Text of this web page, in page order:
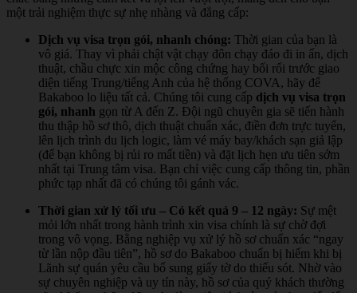
một trải nghiệm thực sự nhẹ nhàng và đẳng cấp:
Dịch vụ visa trọn gói, nhanh chóng: Thời gian của bạn là
vô giá. Thay vì phải chật vật chạy đôn chạy đáo đi in ấn, dịch
thuật, chầu chực xin mộc công chứng hay bối rối trước giao
diện tiếng Trung/tiếng Anh của hệ thống COVA, hãy để
Bakaboo lo liệu tất cả. Chúng tôi cung cấp dịch vụ visa trọn
gói, nhanh gọn từ A đến Z. Đội ngũ chuyên gia sẽ tiến hành
thu thập hồ sơ thô, dịch thuật chuẩn xác, điền đơn trực tuyến,
lên lịch trình du lịch logic, làm vé máy bay/khách sạn giả lập
(để bạn không bị rủi ro mất tiền) và đặt lịch hẹn ưu tiên sớm
nhất tại Trung tâm visa. Bạn chỉ việc cung cấp thông tin, phần
phức tạp nhất đã có chúng tôi gánh vác.
Thời gian xử lý tối ưu – Có kết quả 9 – 12 ngày: Sự mệt
mỏi lớn nhất trong hành trình xin visa chính là sự chờ đợi
trong vô vọng. Bằng nghiệp vụ xử lý hồ sơ chuẩn xác “ngay
từ lần nộp đầu tiên”, hồ sơ do Bakaboo chuẩn bị hiếm khi bị
Lãnh sự quán yêu cầu bổ sung giấy tờ do thiếu sót. Nhờ vào
sự chuyên nghiệp và uy tín này, hồ sơ của quý khách thường